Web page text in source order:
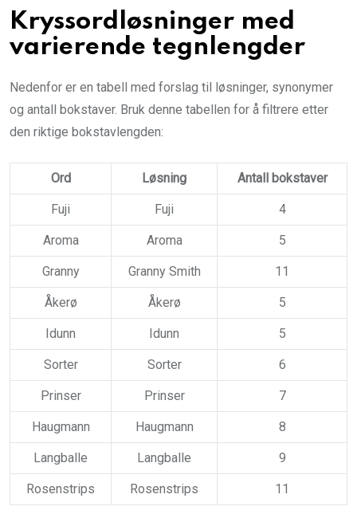
Kryssordløsninger med
varierende tegnlengder
Nedenfor er en tabell med forslag til løsninger, synonymer
og antall bokstaver. Bruk denne tabellen for å filtrere etter
den riktige bokstavlengden:
Ord Løsning Antall bokstaver
Fuji Fuji 4
Aroma Aroma 5
Granny Granny Smith 11
Åkerø Åkerø 5
Idunn Idunn 5
Sorter Sorter 6
Prinser Prinser 7
Haugmann Haugmann 8
Langballe Langballe 9
Rosenstrips Rosenstrips 11